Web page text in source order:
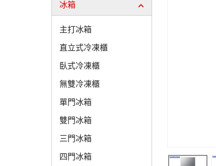
冰箱
主打冰箱
直立式冷凍櫃
臥式冷凍櫃
無雙冷凍櫃
單門冰箱
雙門冰箱
三門冰箱
四門冰箱